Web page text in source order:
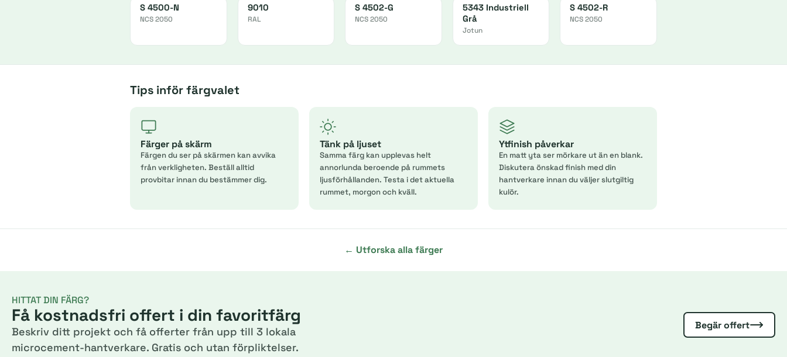
S 4500-N
NCS 2050
9010
RAL
S 4502-G
NCS 2050
5343 Industriell
Grå
Jotun
S 4502-R
NCS 2050
Tips inför färgvalet
Färger på skärm
Färgen du ser på skärmen kan avvika
från verkligheten. Beställ alltid
provbitar innan du bestämmer dig.
Tänk på ljuset
Samma färg kan upplevas helt
annorlunda beroende på rummets
ljusförhållanden. Testa i det aktuella
rummet, morgon och kväll.
Ytfinish påverkar
En matt yta ser mörkare ut än en blank.
Diskutera önskad finish med din
hantverkare innan du väljer slutgiltig
kulör.
← Utforska alla färger
HITTAT DIN FÄRG?
Få kostnadsfri offert i din favoritfärg
Beskriv ditt projekt och få offerter från upp till 3 lokala
microcement-hantverkare. Gratis och utan förpliktelser.
Begär offert